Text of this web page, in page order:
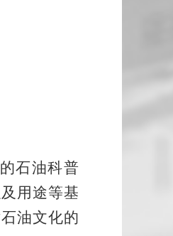
石油科普
用途等基
油文化的